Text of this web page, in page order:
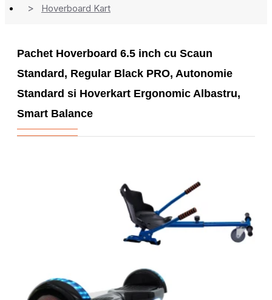
Hoverboard Kart
Pachet Hoverboard 6.5 inch cu Scaun
Standard, Regular Black PRO, Autonomie
Standard si Hoverkart Ergonomic Albastru,
Smart Balance